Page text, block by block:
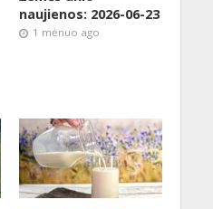
naujienos: 2026-06-23
1 mėnuo ago